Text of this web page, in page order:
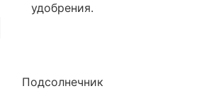
удобрения.
Подсолнечник